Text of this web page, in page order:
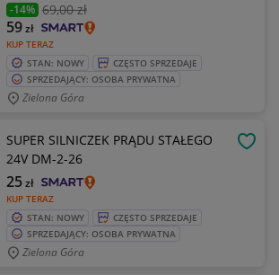
-14% 69,00 zł
KUP TERAZ
59zł
STAN: NOWY
CZĘSTO SPRZEDAJE
SPRZEDAJĄCY: OSOBA PRYWATNA
Zielona Góra
SUPER SILNICZEK PRĄDU STAŁEGO
24V DM-2-26
KUP TERAZ
25zł
STAN: NOWY
CZĘSTO SPRZEDAJE
SPRZEDAJĄCY: OSOBA PRYWATNA
Zielona Góra